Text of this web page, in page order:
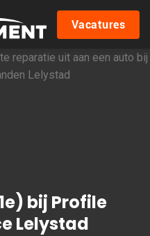
Vacatures
bij Profile
Lelystad